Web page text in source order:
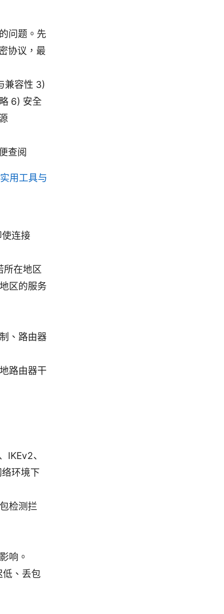
问题。先
协议，最
兼容性 3)
6) 安全
查阅
用工具与
连接
所在地区
区的服务
、路由器
路由器干
IKEv2、
环境下
检测拦
响。
低、丢包